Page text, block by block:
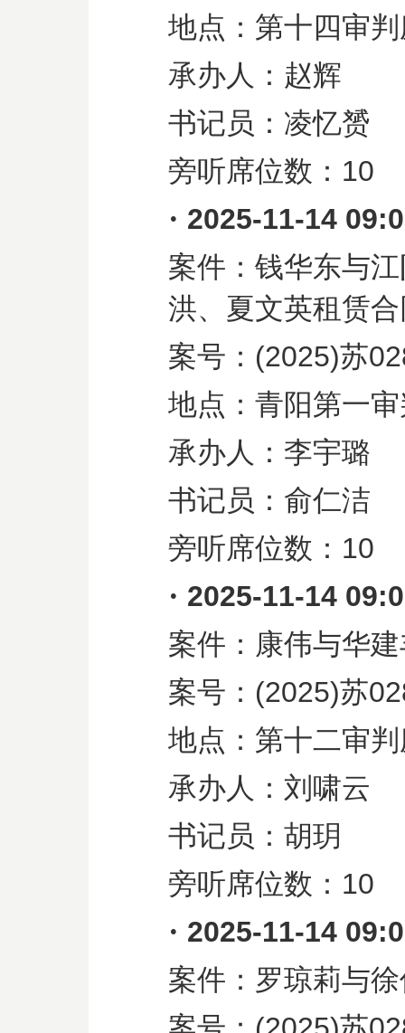
地点：第十四审
承办人：赵辉
书记员：凌忆赟
旁听席位数： 10
· 2025-11-14
案件：钱华东与
洪、夏文英租赁
案号： (2025)苏
地点：青阳第一
承办人：李宇璐
书记员：俞仁洁
旁听席位数： 10
· 2025-11-14
案件：康伟与华
案号： (2025)苏
地点：第十二审
承办人：刘啸云
书记员：胡玥
旁听席位数： 10
· 2025-11-14
案件：罗琼莉与